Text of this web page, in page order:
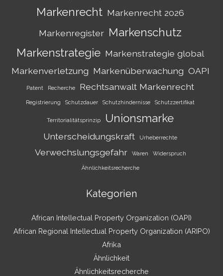
Markenrecht Markenrecht 2026
Markenregister Markenschutz
Markenstrategie Markenstrategie global
Markenverletzung Markenüberwachung OAPI
Patent Recherche Rechtsanwalt Markenrecht
Registrierung Schutzdauer Schutzhindernisse Schutzzertifikat
Territorialitätsprinzip Unionsmarke
Unterscheidungskraft Urheberrechte
Verwechslungsgefahr Waren Widerspruch
Ähnlichkeitsrecherche
Kategorien
African Intellectual Property Organization (OAPI)
African Regional Intellectual Property Organization (ARIPO)
Afrika
Ähnlichkeit
Ähnlichkeitsrecherche